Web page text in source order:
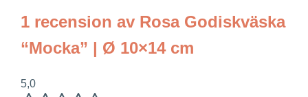
1 recension av Rosa Godiskväska
“Mocka” | Ø 10×14 cm
5,0